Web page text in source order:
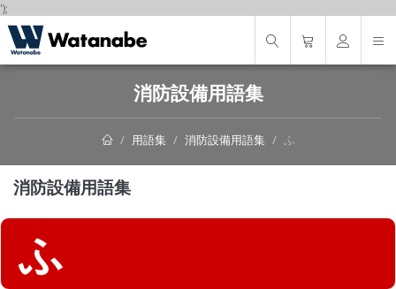
');
消防設備用語集
用語集 消防設備用語集 ふ
消防設備用語集
ふ